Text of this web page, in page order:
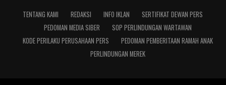
TENTANG KAMI REDAKSI INFO IKLAN
SERTIFIKAT DEWAN PERS
PEDOMAN MEDIA SIBER
SOP PERLINDUNGAN WARTAWAN
KODE PERILAKU PERUSAHAAN PERS
PEDOMAN PEMBERITAAN RAMAH ANAK
PERLINDUNGAN MEREK